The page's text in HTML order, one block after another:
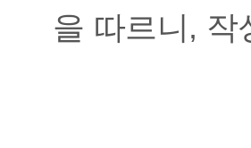
을 따르니, 작